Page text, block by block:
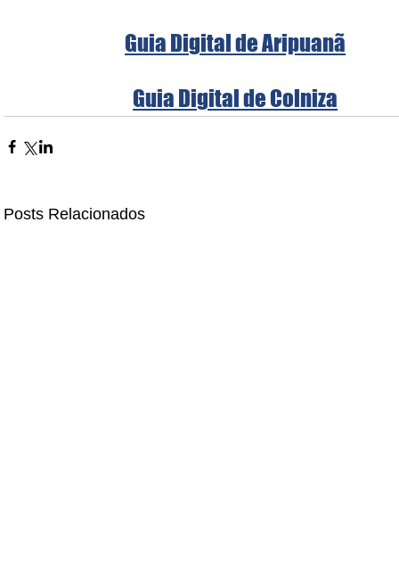
Guia Digital de Aripuanã
Guia Digital de Colniza
Posts Relacionados